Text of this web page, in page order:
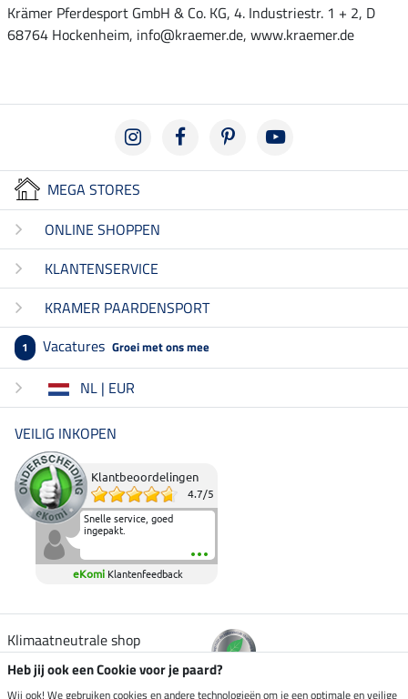
Krämer Pferdesport GmbH & Co. KG, 4. Industriestr. 1 + 2, D
68764 Hockenheim, info@kraemer.de, www.kraemer.de
MEGA STORES
ONLINE SHOPPEN
KLANTENSERVICE
KRAMER PAARDENSPORT
1 Vacatures Groei met ons mee
NL | EUR
VEILIG INKOPEN
Klantbeoordelingen
4.7/5
Snelle service, goed
ingepakt.
eKomi Klantenfeedback
Klimaatneutrale shop
Heb jij ook een Cookie voor je paard?
Wij ook! We gebruiken cookies en andere technologieën om je een optimale en veilige